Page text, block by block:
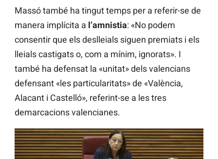
Massó també ha tingut temps per a referir-se de
manera implícita a l’amnistia: «No podem
consentir que els deslleials siguen premiats i els
lleials castigats o, com a mínim, ignorats». I
també ha defensat la «unitat» dels valencians
defensant «les particularitats» de «València,
Alacant i Castelló», referint-se a les tres
demarcacions valencianes.